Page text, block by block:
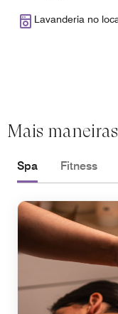
Lavanderia no
Mais
Spa Fitness